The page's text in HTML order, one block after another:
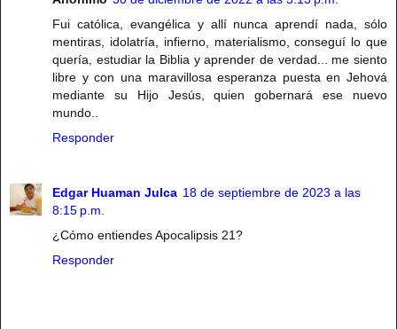
Fui católica, evangélica y allí nunca aprendí nada, sólo
mentiras, idolatría, infierno, materialismo, conseguí lo que
quería, estudiar la Biblia y aprender de verdad... me siento
libre y con una maravillosa esperanza puesta en Jehová
mediante su Hijo Jesús, quien gobernará ese nuevo
mundo..
Responder
Edgar Huaman Julca 18 de septiembre de 2023 a las
8:15 p.m.
¿Cómo entiendes Apocalipsis 21?
Responder